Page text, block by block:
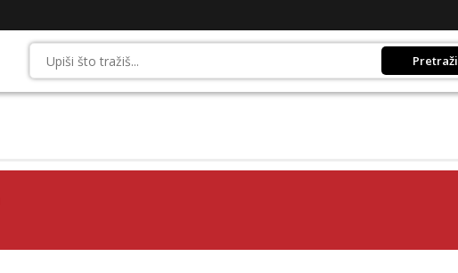
Pretraži